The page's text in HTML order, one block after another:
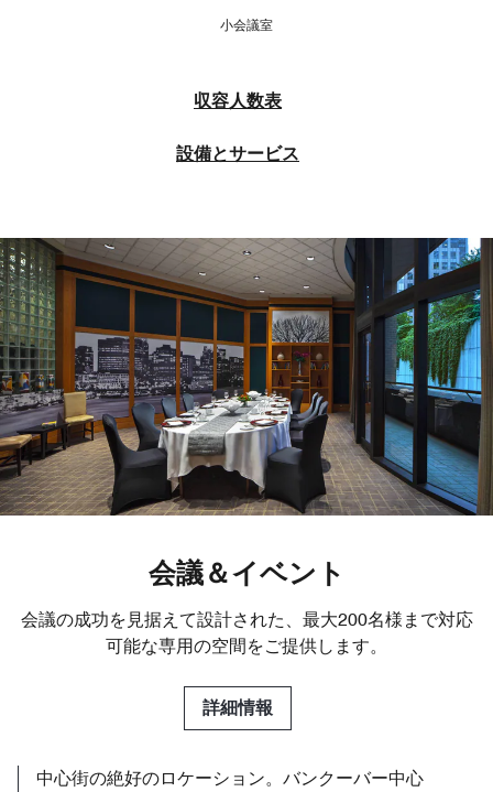
小会議室
収容人数表
設備とサービス
会議＆イベント
会議の成功を見据えて設計された、最大200名様まで対応
可能な専用の空間をご提供します。
詳細情報
中心街の絶好のロケーション。バンクーバー中心